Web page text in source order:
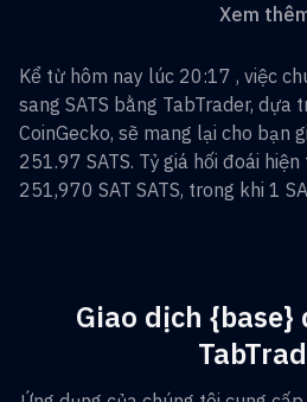
Xem
Kể từ hôm nay lúc 20:17 , việc
sang SATS bằng TabTrader, dựa
CoinGecko, sẽ mang lại cho bạn
251.97 SATS. Tỷ giá hối đoái hiện
251,970 SAT SATS, trong khi 1
Giao dịch {base}